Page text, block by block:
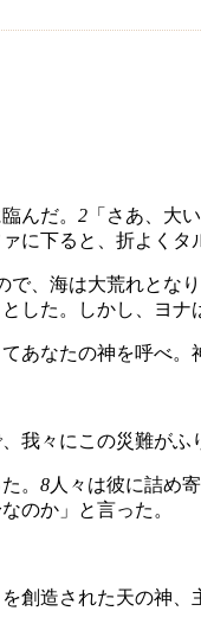
んだ。 2 「さあ、大
に下ると、折よく
、海は大荒れとな
した。しかし、ヨナ
あなたの神を呼べ
我々にこの災難がふ
。 8人々は彼に詰め
のか」と言った。
創造された天の神、